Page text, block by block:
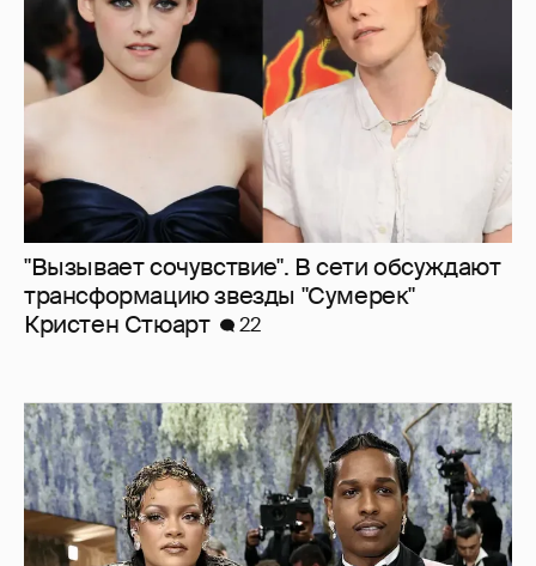
Кристен Стюарт
A$AP Rocky проговорился, что Рианна
работает над новым альбомом
4